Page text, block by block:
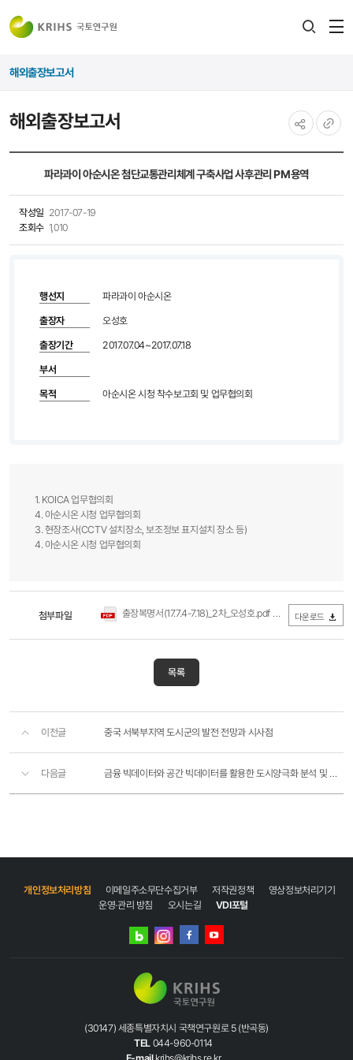
해외출장보고서
해외출장보고서
파라과이 아순시온 첨단교통관리체계 구축사업 사후관리 PM용역
작성일 2017-07-19
조회수 1,010
행선지 파라과이 아순시온
출장자 오성호
출장기간 2017.07.04~2017.07.18
부서
목적 아순시온 시청 착수보고회 및 업무협의회
1. KOICA 업무협의회
4. 아순시온 시청 업무협의회
3. 현장조사(CCTV 설치장소, 보조정보 표지설치 장소 등)
4. 아순시온 시청 업무협의회​
첨부파일 출장복명서(17.7.4-7.18)_2차_오성호.pdf (0Byte / 다운로드 341회)
다운로드
목록
이전글 중국 서북부지역 도시군의 발전 전망과 시사점
다음글 금융 빅데이터와 공간 빅데이터를 활용한 도시양극화 분석 및 시뮬레이션
개인정보처리방침 이메일주소무단수집거부 저작권정책
영상정보처리기기
운영·관리 방침
오시는길 VDI포털
네이버
인스타그램
(30147) 세종특별자치시 국책연구원로 5 (반곡동)
TEL 044-960-0114